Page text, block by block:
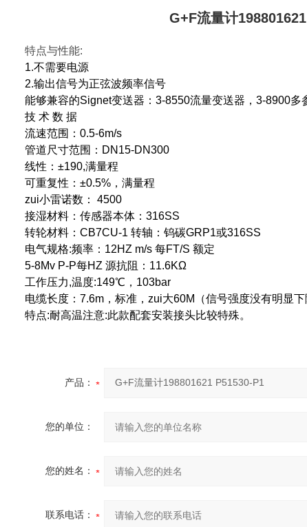
G+F流量计
特点与性能:
1.不需要电源
2.输出信号为正弦波频率信号
能够兼容的Signet变送器：3-8550流量变送器，3-8900多
技 术 数 据
流速范围：0.5-6m/s
管道尺寸范围：DN15-DN300
线性：±190,满量程
可重复性：±0.5%，满量程
zui小雷诺数： 4500
接湿材料：传感器本体：316SS
转轮材料：CB7CU-1 转轴：钨碳GRP1或316SS
电气规格:频率：12HZ m/s 每FT/S 额定
5-8Mv P-P每HZ 源抗阻：11.6KΩ
工作压力,温度:149℃，103bar
电缆长度：7.6m，标准，zui大60M（信号强度没有明显下
特点:耐高温注意:此款配套安装接头比较特殊。
产品：
您的单位：
您的姓名：
联系电话：